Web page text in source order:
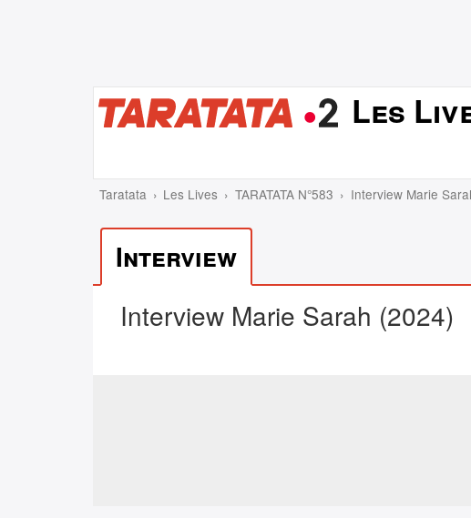
Les
Taratata Les Lives TARATATA N°583 Interview Marie
Interview
Interview Marie Sarah (2024)